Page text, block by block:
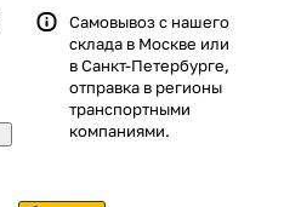
Самовывоз с нашего
склада в Москве или
в Санкт-Петербурге,
отправка в регионы
транспортными
компаниями.